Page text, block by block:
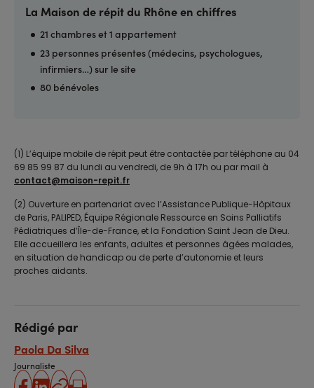
La Maison de répit du Rhône en chiffres
21 chambres et 1 appartement
23 personnes présentes (médecins, psychologues,
infirmiers…) sur le site
80 bénévoles
(1) L’équipe mobile de répit peut être contactée par téléphone au 04
69 85 99 87 du lundi au vendredi, de 9h à 17h ou par mail à
contact@maison-repit.fr
(2) Ouverture en partenariat avec l’Assistance Publique-Hôpitaux
de Paris, PALIPED, Équipe Régionale Ressource en Soins Palliatifs
Pédiatriques d’Île-de-France, et la Fondation Saint Jean de Dieu.
Elle accueillera les enfants, adultes et personnes âgées malades,
en situation de handicap ou de perte d’autonomie et leurs
proches aidants.
Rédigé par
Paola Da Silva
Journaliste